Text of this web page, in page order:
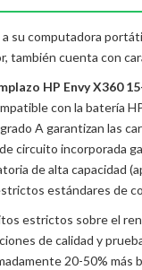
a su computadora
también cuenta con
HP Envy X360
con la batería
A garantizan las
circuito incorporada
de alta capacidad
estándares de
estrictos sobre el
de calidad y
20-50% más